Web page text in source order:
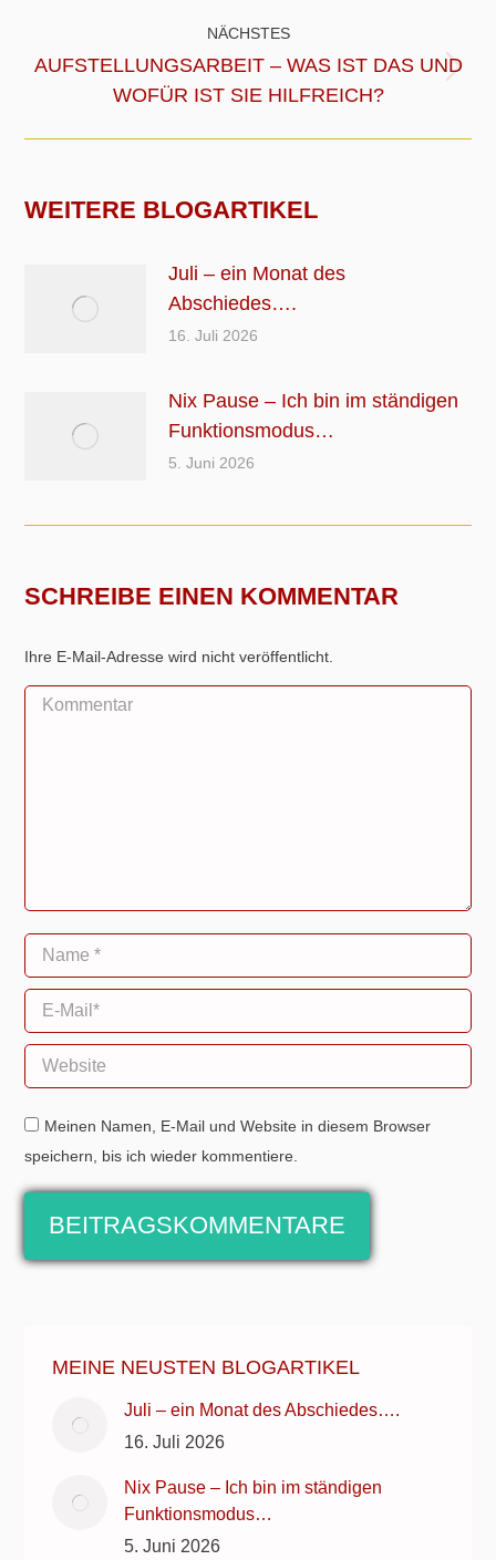
NÄCHSTES
AUFSTELLUNGSARBEIT – WAS IST DAS UND
WOFÜR IST SIE HILFREICH?
WEITERE BLOGARTIKEL
Juli – ein Monat des
Abschiedes….
16. Juli 2026
Nix Pause – Ich bin im ständigen
Funktionsmodus…
5. Juni 2026
SCHREIBE EINEN KOMMENTAR
Ihre E-Mail-Adresse wird nicht veröffentlicht.
Kommentar
Name *
E-Mail *
Website
Meinen Namen, E-Mail und Website in diesem Browser
speichern, bis ich wieder kommentiere.
BEITRAGSKOMMENTARE
MEINE NEUSTEN BLOGARTIKEL
Juli – ein Monat des Abschiedes….
16. Juli 2026
Nix Pause – Ich bin im ständigen
Funktionsmodus…
5. Juni 2026